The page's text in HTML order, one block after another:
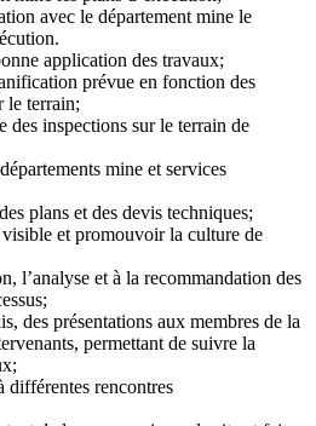
avec le département mine le
application des travaux;
prévue en fonction des
le terrain;
des inspections sur le terrain de
mine et services
plans et des devis techniques;
et promouvoir la culture de
l’analyse et à la recommandation des
des présentations aux membres de la
permettant de suivre la
différentes rencontres